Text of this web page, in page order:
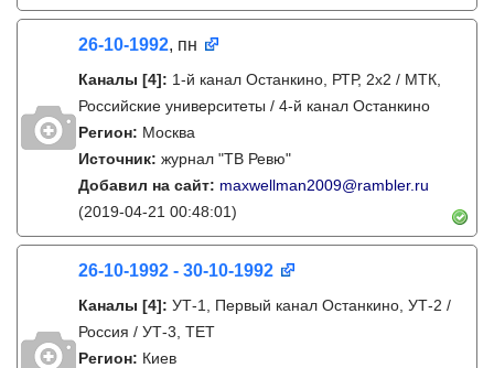
26-10-1992, пн
Каналы [4]: 1-й канал Останкино, РТР, 2х2 / МТК,
Российские университеты / 4-й канал Останкино
Регион: Москва
Источник: журнал "ТВ Ревю"
Добавил на сайт: maxwellman2009@rambler.ru
(2019-04-21 00:48:01)
26-10-1992 - 30-10-1992
Каналы [4]: УТ-1, Первый канал Останкино, УТ-2 /
Россия / УТ-3, ТЕТ
Регион: Киев